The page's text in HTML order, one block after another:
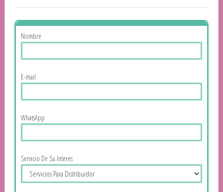
Nombre
E-mail
WhatsApp
Servicio De Su Interes